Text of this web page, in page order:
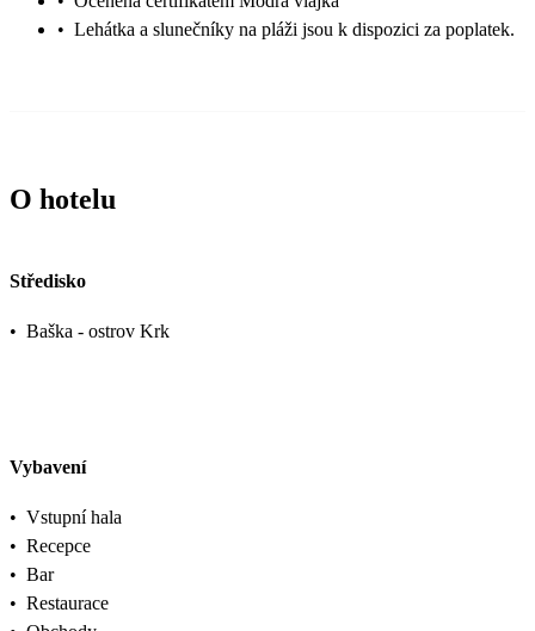
• Lehátka a slunečníky na pláži jsou k dispozici za poplatek.
O hotelu
Středisko
• Baška - ostrov Krk
Vybavení
• Vstupní hala
• Recepce
• Bar
• Restaurace